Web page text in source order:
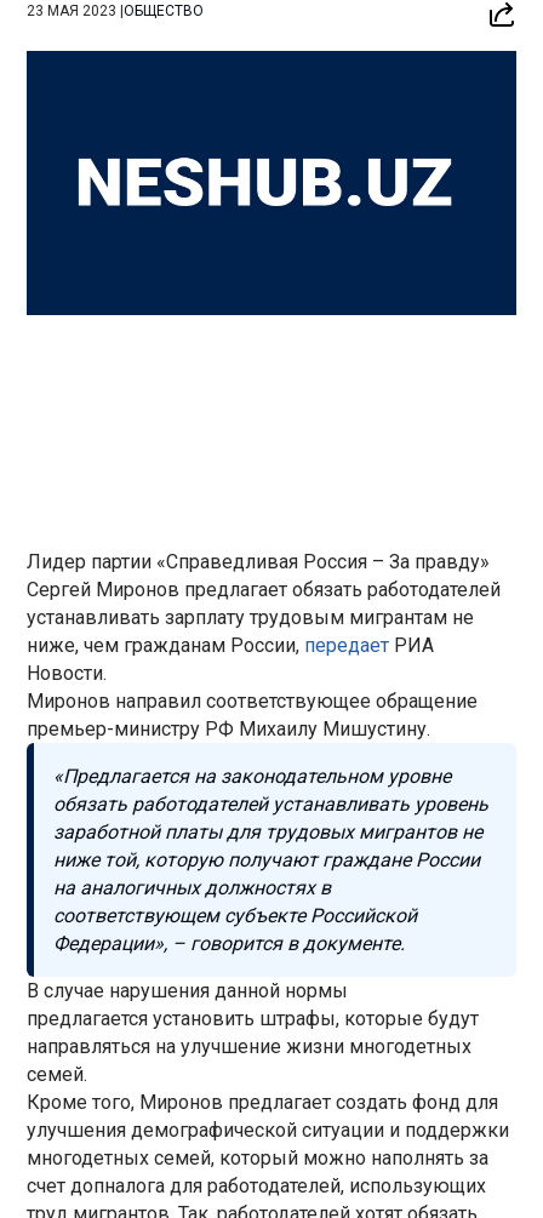
23 МАЯ 2023 |ОБЩЕСТВО
Лидер партии «Справедливая Россия – За правду»
Сергей Миронов предлагает обязать работодателей
устанавливать зарплату трудовым мигрантам не
ниже, чем гражданам России, передает РИА
Новости.
Миронов направил соответствующее обращение
премьер-министру РФ Михаилу Мишустину.
«Предлагается на законодательном уровне
обязать работодателей устанавливать уровень
заработной платы для трудовых мигрантов не
ниже той, которую получают граждане России
на аналогичных должностях в
соответствующем субъекте Российской
Федерации», – говорится в документе.
В случае нарушения данной нормы
предлагается установить штрафы, которые будут
направляться на улучшение жизни многодетных
семей.
Кроме того, Миронов предлагает создать фонд для
улучшения демографической ситуации и поддержки
многодетных семей, который можно наполнять за
счет допналога для работодателей, использующих